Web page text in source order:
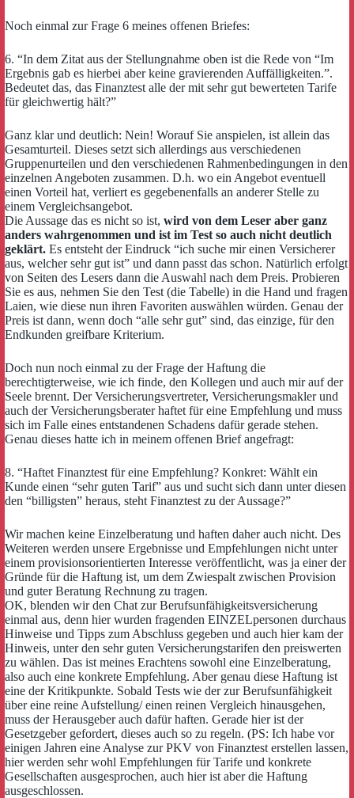
Noch einmal zur Frage 6 meines offenen Briefes:
6. “In dem Zitat aus der Stellungnahme oben ist die Rede von “Im
Ergebnis gab es hierbei aber keine gravierenden Auffälligkeiten.”.
Bedeutet das, das Finanztest alle der mit sehr gut bewerteten Tarife
für gleichwertig hält?”
Ganz klar und deutlich: Nein! Worauf Sie anspielen, ist allein das
Gesamturteil. Dieses setzt sich allerdings aus verschiedenen
Gruppenurteilen und den verschiedenen Rahmenbedingungen in den
einzelnen Angeboten zusammen. D.h. wo ein Angebot eventuell
einen Vorteil hat, verliert es gegebenenfalls an anderer Stelle zu
einem Vergleichsangebot.
Die Aussage das es nicht so ist, wird von dem Leser aber ganz
anders wahrgenommen und ist im Test so auch nicht deutlich
geklärt. Es entsteht der Eindruck “ich suche mir einen Versicherer
aus, welcher sehr gut ist” und dann passt das schon. Natürlich erfolgt
von Seiten des Lesers dann die Auswahl nach dem Preis. Probieren
Sie es aus, nehmen Sie den Test (die Tabelle) in die Hand und fragen
Laien, wie diese nun ihren Favoriten auswählen würden. Genau der
Preis ist dann, wenn doch “alle sehr gut” sind, das einzige, für den
Endkunden greifbare Kriterium.
Doch nun noch einmal zu der Frage der Haftung die
berechtigterweise, wie ich finde, den Kollegen und auch mir auf der
Seele brennt. Der Versicherungsvertreter, Versicherungsmakler und
auch der Versicherungsberater haftet für eine Empfehlung und muss
sich im Falle eines entstandenen Schadens dafür gerade stehen.
Genau dieses hatte ich in meinem offenen Brief angefragt:
8. “Haftet Finanztest für eine Empfehlung? Konkret: Wählt ein
Kunde einen “sehr guten Tarif” aus und sucht sich dann unter diesen
den “billigsten” heraus, steht Finanztest zu der Aussage?”
Wir machen keine Einzelberatung und haften daher auch nicht. Des
Weiteren werden unsere Ergebnisse und Empfehlungen nicht unter
einem provisionsorientierten Interesse veröffentlicht, was ja einer der
Gründe für die Haftung ist, um dem Zwiespalt zwischen Provision
und guter Beratung Rechnung zu tragen.
OK, blenden wir den Chat zur Berufsunfähigkeitsversicherung
einmal aus, denn hier wurden fragenden EINZELpersonen durchaus
Hinweise und Tipps zum Abschluss gegeben und auch hier kam der
Hinweis, unter den sehr guten Versicherungstarifen den preiswerten
zu wählen. Das ist meines Erachtens sowohl eine Einzelberatung,
also auch eine konkrete Empfehlung. Aber genau diese Haftung ist
eine der Kritikpunkte. Sobald Tests wie der zur Berufsunfähigkeit
über eine reine Aufstellung/ einen reinen Vergleich hinausgehen,
muss der Herausgeber auch dafür haften. Gerade hier ist der
Gesetzgeber gefordert, dieses auch so zu regeln. (PS: Ich habe vor
einigen Jahren eine Analyse zur PKV von Finanztest erstellen lassen,
hier werden sehr wohl Empfehlungen für Tarife und konkrete
Gesellschaften ausgesprochen, auch hier ist aber die Haftung
ausgeschlossen.